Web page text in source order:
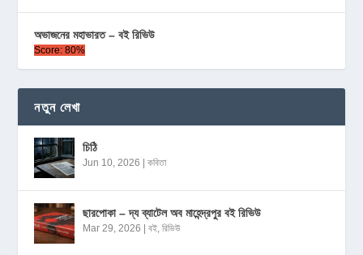
অভাজনের মহাভারত – বই রিভিউ
Score: 80%
নতুন লেখা
চিঠি
Jun 10, 2026 |কবিতা
ছারপোকা – দ্য ব্যাটেল অব মাহেন্দ্রপুর বই রিভিউ
Mar 29, 2026 |বই ,রিভিউ